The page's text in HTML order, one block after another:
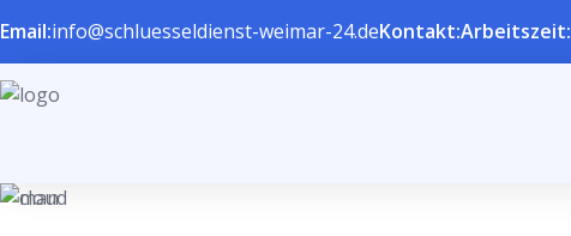
Email:info@schluesseldienst-weimar-24.deKontakt:Arbeitszeit: